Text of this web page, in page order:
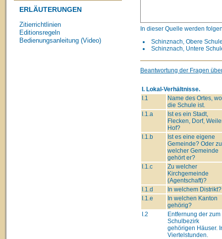
ERLÄUTERUNGEN
Zitierrichtlinien
Editionsregeln
Bedienungsanleitung (Video)
In dieser Quelle werden
Schinznach, Obere
Schinznach, Untere
Beantwortung der Fragen
I. Lokal-Verhältnisse.
I.1
Name des Ortes, wo
die Schule ist.
I.1.a
Ist es ein Stadt,
Flecken, Dorf,
Hof?
I.1.b
Ist es eine eigene
Gemeinde? Oder zu
welcher Gemeinde
gehört er?
I.1.c
Zu welcher
Kirchgemeinde
(Agentschaft)?
I.1.d
In welchem Distrikt?
I.1.e
In welchen Kanton
gehörig?
I.2
Entfernung der zum
Schulbezirk
gehörigen Häuser.
Viertelstunden.